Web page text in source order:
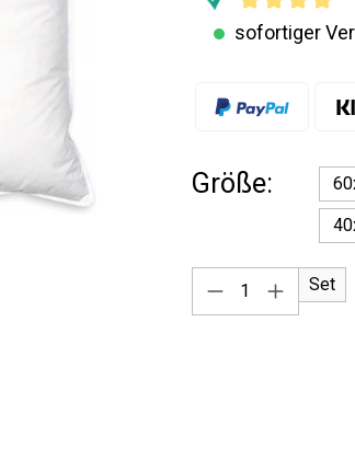
sofortiger
Größe:
Produkt Set